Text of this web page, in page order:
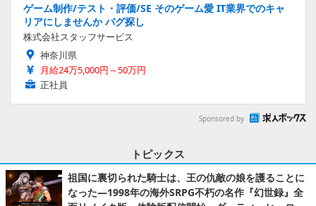
ゲーム制作/テスト・評価/SE そのゲーム愛 IT業界でのキャ
リアにしませんか バグ探し
株式会社スタッフサービス
神奈川県
月給24万5,000円～50万円
正社員
Sponsored by
トピックス
祖国に裏切られた騎士は、王の仇敵の娘を護ることに
なった―1998年の海外SRPG不朽の名作『幻世録』全